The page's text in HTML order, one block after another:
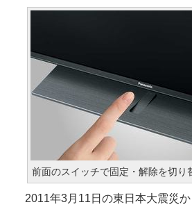
前面のスイッチで固定・解除を切り
2011年3月11日の東日本大震災